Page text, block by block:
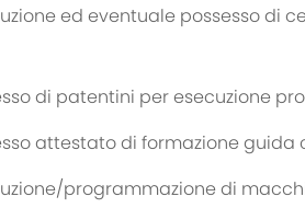
ed eventuale possesso di
di patentini per esecuzione
attestato di formazione
programmazione di